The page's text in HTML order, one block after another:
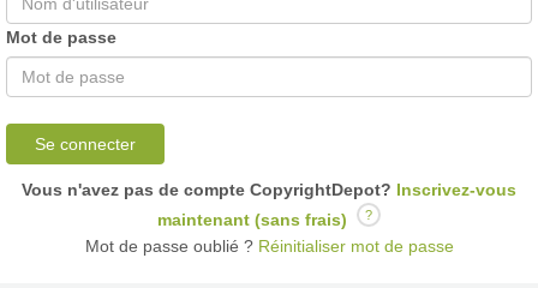
Mot de passe
Se connecter
Vous n'avez pas de compte CopyrightDepot? Inscrivez-vous
maintenant (sans frais)
?
Mot de passe oublié ?Réinitialiser mot de passe